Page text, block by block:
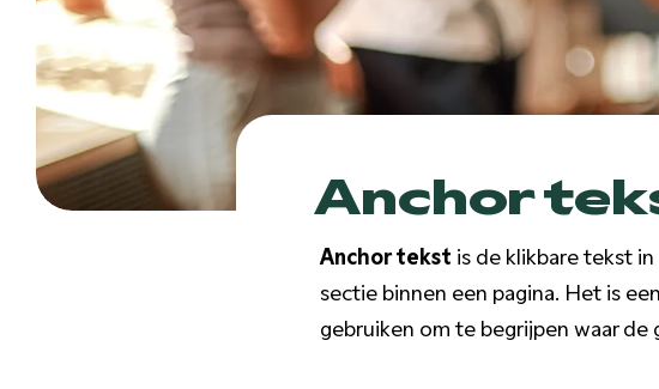
Anchor
Anchor tekst is de klikbare tekst
sectie binnen een pagina. Het is
gebruiken om te begrijpen waar de